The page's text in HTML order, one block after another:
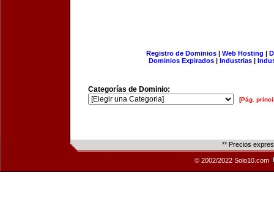
Registro de Dominios| Web Hosting |
Dominios Expirados | Industrias |
Categorías de Dominio:
[Pág.
** Precios
© 2002/2022 Solo10.com